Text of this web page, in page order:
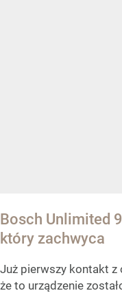
Bosch Unlimited
który zachwyca
Już pierwszy kontakt z
że to urządzenie